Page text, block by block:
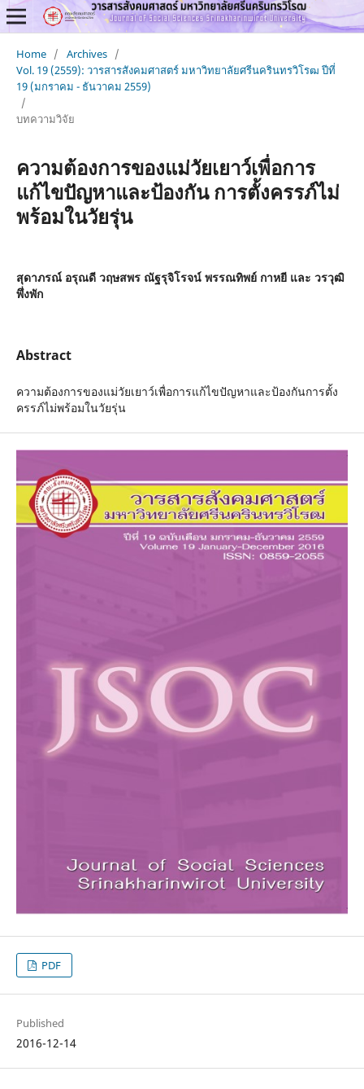
Home / Archives /
Vol. 19 (2559): วารสารสังคมศาสตร์ มหาวิทยาลัยศรีนครินทรวิโรฒ ปีที่
19 (มกราคม - ธันวาคม 2559)
/
บทความวิจัย
ความต้องการของแม่วัยเยาว์เพื่อการ
แก้ไขปัญหาและป้องกัน การตั้งครรภ์ไม่
พร้อมในวัยรุ่น
สุดาภรณ์ อรุณดี วฤษสพร ณัฐรุจิโรจน์ พรรณทิพย์ กาหยี และ วรวุฒิ
พึ่งพัก
Abstract
ความต้องการของแม่วัยเยาว์เพื่อการแก้ไขปัญหาและป้องกันการตั้ง
ครรภ์ไม่พร้อมในวัยรุ่น
PDF
Published
2016-12-14